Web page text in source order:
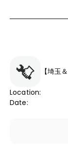
【埼玉
Location:
Date: